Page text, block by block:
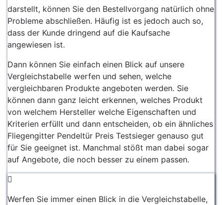
darstellt, können Sie den Bestellvorgang natürlich ohne
Probleme abschließen. Häufig ist es jedoch auch so,
dass der Kunde dringend auf die Kaufsache
angewiesen ist.
Dann können Sie einfach einen Blick auf unsere
Vergleichstabelle werfen und sehen, welche
vergleichbaren Produkte angeboten werden. Sie
können dann ganz leicht erkennen, welches Produkt
von welchem Hersteller welche Eigenschaften und
Kriterien erfüllt und dann entscheiden, ob ein ähnliches
Fliegengitter Pendeltür Preis Testsieger genauso gut
für Sie geeignet ist. Manchmal stößt man dabei sogar
auf Angebote, die noch besser zu einem passen.
Werfen Sie immer einen Blick in die Vergleichstabelle,